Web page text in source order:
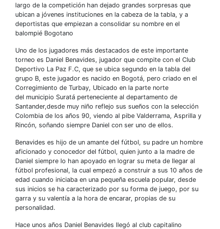
largo de la competición han dejado grandes sorpresas que
ubican a jóvenes instituciones en la cabeza de la tabla, y a
deportistas que empiezan a consolidar su nombre en el
balompié Bogotano
Uno de los jugadores más destacados de este importante
torneo es Daniel Benavides, jugador que compite con el Club
Deportivo La Paz F.C, que se ubica segundo en la tabla del
grupo B, este jugador es nacido en Bogotá, pero criado en el
Corregimiento de Turbay, Ubicado en la parte norte
del municipio Suratá perteneciente al departamento de
Santander,desde muy niño reflejo sus sueños con la selección
Colombia de los años 90, viendo al pibe Valderrama, Asprilla y
Rincón, soñando siempre Daniel con ser uno de ellos.
Benavides es hijo de un amante del fútbol, su padre un hombre
aficionado y conocedor del fútbol, quien junto a la madre de
Daniel siempre lo han apoyado en lograr su meta de llegar al
fútbol profesional, la cual empezó a construir a sus 10 años de
edad cuando iniciaba en una pequeña escuela popular, desde
sus inicios se ha caracterizado por su forma de juego, por su
garra y su valentía a la hora de encarar, propias de su
personalidad.
Hace unos años Daniel Benavides llegó al club capitalino